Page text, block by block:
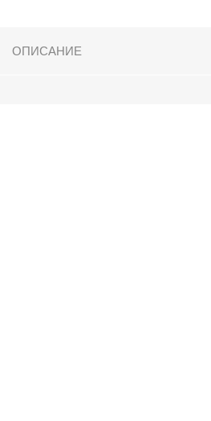
ОПИСАНИЕ